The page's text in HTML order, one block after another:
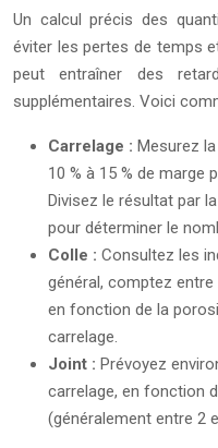
Un calcul précis des
éviter les pertes de temps
peut entraîner des
supplémentaires. Voici
Carrelage : Mesurez
10 % à 15 % de marge
Divisez le résultat par
pour déterminer le
Colle : Consultez les
général, comptez
en fonction de la
carrelage.
Joint : Prévoyez
carrelage, en fonction
(généralement entre 2